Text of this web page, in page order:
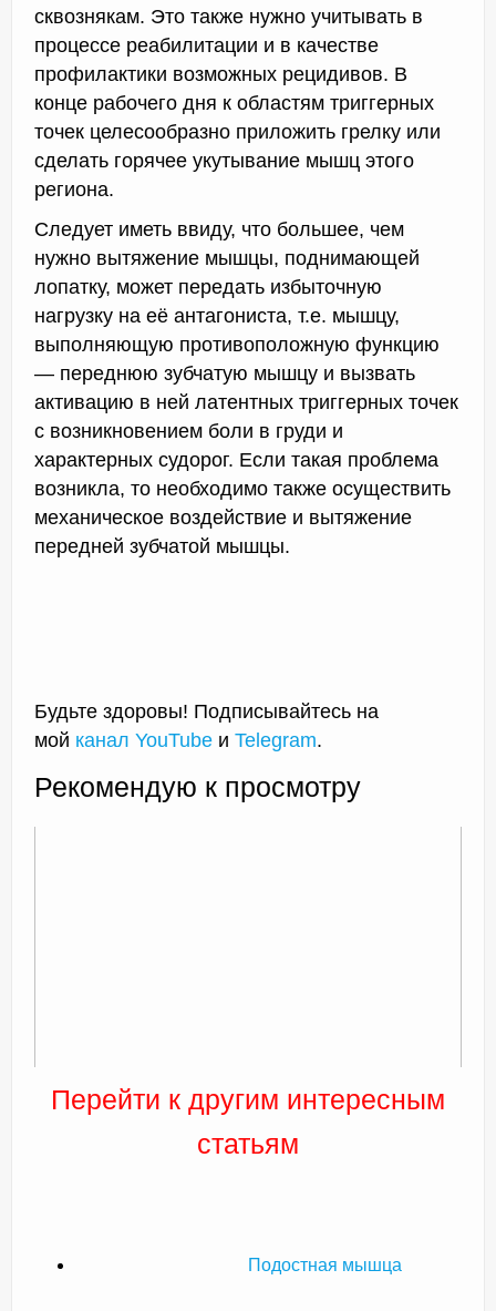
сквознякам. Это также нужно учитывать в
процессе реабилитации и в качестве
профилактики возможных рецидивов. В
конце рабочего дня к областям триггерных
точек целесообразно приложить грелку или
сделать горячее укутывание мышц этого
региона.
Следует иметь ввиду, что большее, чем
нужно вытяжение мышцы, поднимающей
лопатку, может передать избыточную
нагрузку на её антагониста, т.е. мышцу,
выполняющую противоположную функцию
— переднюю зубчатую мышцу и вызвать
активацию в ней латентных триггерных точек
с возникновением боли в груди и
характерных судорог. Если такая проблема
возникла, то необходимо также осуществить
механическое воздействие и вытяжение
передней зубчатой мышцы.
Будьте здоровы! Подписывайтесь на
мой канал YouTube и Telegram.
Рекомендую к просмотру
Перейти к другим интересным
статьям
Подостная мышца